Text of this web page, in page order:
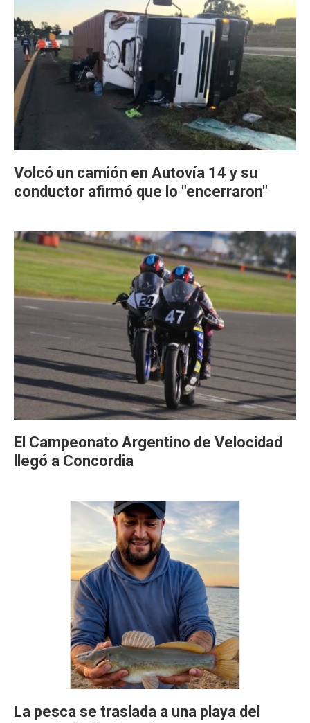
Volcó un camión en Autovía 14 y su
conductor afirmó que lo "encerraron"
El Campeonato Argentino de Velocidad
llegó a Concordia
La pesca se traslada a una playa del